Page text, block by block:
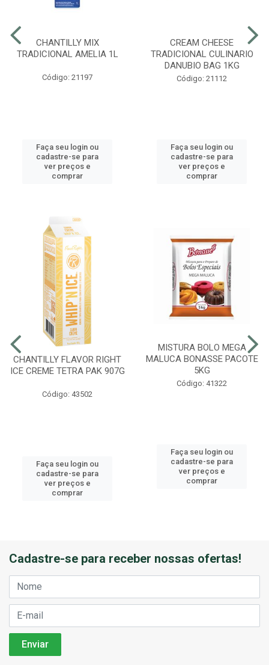
CHANTILLY MIX
TRADICIONAL AMELIA 1L
Código: 21197
Faça seu login ou
cadastre-se para
ver preços e
comprar
CREAM CHEESE
TRADICIONAL CULINARIO
DANUBIO BAG 1KG
Código: 21112
Faça seu login ou
cadastre-se para
ver preços e
comprar
CHANTILLY FLAVOR RIGHT
ICE CREME TETRA PAK 907G
Código: 43502
Faça seu login ou
cadastre-se para
ver preços e
comprar
MISTURA BOLO MEGA
MALUCA BONASSE PACOTE
5KG
Código: 41322
Faça seu login ou
cadastre-se para
ver preços e
comprar
Cadastre-se para receber nossas ofertas!